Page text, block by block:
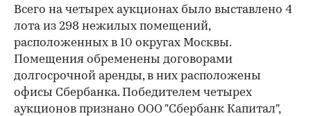
Всего на четырех аукционах было выставлено 4
лота из 298 нежилых помещений,
расположенных в 10 округах Москвы.
Помещения обременены договорами
долгосрочной аренды, в них расположены
офисы Сбербанка. Победителем четырех
аукционов признано ООО "Сбербанк Капитал",